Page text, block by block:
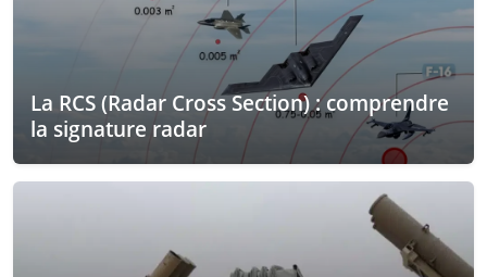
La RCS (Radar Cross Section) : comprendre
la signature radar